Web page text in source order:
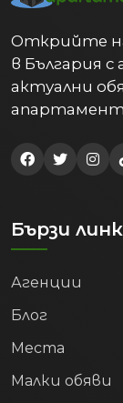
Открийте
в България
актуални
Бързи
Агенции
Блог
Места
Малки обяви